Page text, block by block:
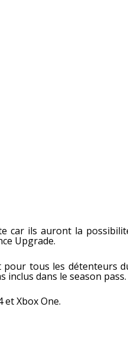
car ils auront la
Upgrade.
pour tous les détenteurs
inclus dans le season pass.
Xbox One.